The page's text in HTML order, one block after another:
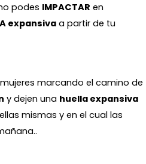
podes IMPACTAR en
expansiva a partir de tu
marcando el camino de
y dejen una huella expansiva
mismas y en el cual las